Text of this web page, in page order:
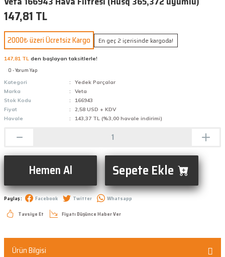
147,81 TL
2000₺ üzeri Ücretsiz Kargo En geç 2 içerisinde kargoda!
147,81 TL den başlayan taksitlerle!
0 - Yorum Yap
Kategori
Yedek Parçalar
Marka
Veta
Stok Kodu
166943
Fiyat
2,58 USD + KDV
Havale
143,37 TL (%3,00 havale indirimi)
Hemen Al Sepete Ekle
Paylaş : Facebook Twitter
Whatsapp
Tavsiye Et
Fiyatı Düşünce Haber Ver
Ürün Bilgisi